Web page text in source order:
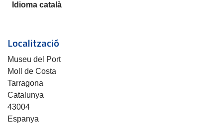
Idioma català
Localització
Museu del Port
Moll de Costa
Tarragona
Catalunya
43004
Espanya